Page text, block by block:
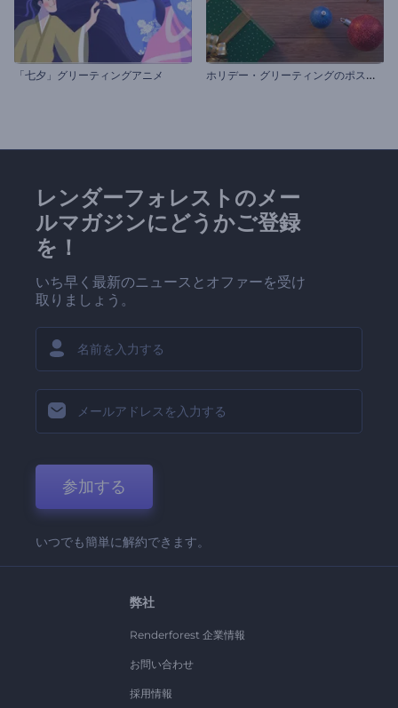
「七夕」グリーティングアニメ ホ
リデー・グリーティングのポストカード
レンダーフォレストのメー
ルマガジンにどうかご登録
を！
いち早く最新のニュースとオファーを受け
取りましょう。
参加する
いつでも簡単に解約できます。
弊社
Renderforest 企業情報
お問い合わせ
採用情報